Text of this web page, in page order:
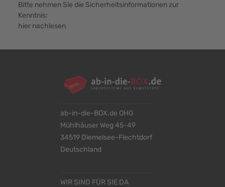
Bitte nehmen Sie die Sicherheitsinformationen zur
Kenntnis:
hier nachlesen
ab-in-die-BOX.de OHG
Mühlhäuser Weg 45-49
34519 Diemelsee-Flechtdorf
Deutschland
WIR SIND FÜR SIE DA